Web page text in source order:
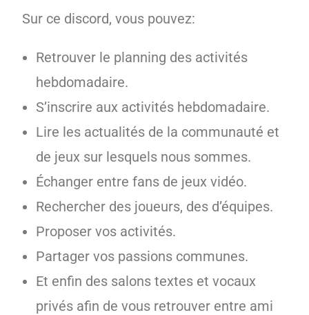
Sur ce discord, vous pouvez:
Retrouver le planning des activités
hebdomadaire.
S’inscrire aux activités hebdomadaire.
Lire les actualités de la communauté et
de jeux sur lesquels nous sommes.
Échanger entre fans de jeux vidéo.
Rechercher des joueurs, des d’équipes.
Proposer vos activités.
Partager vos passions communes.
Et enfin des salons textes et vocaux
privés afin de vous retrouver entre ami